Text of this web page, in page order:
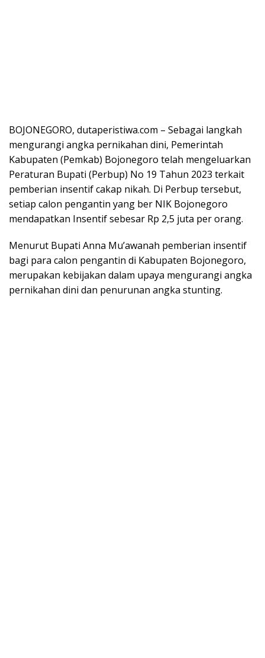
BOJONEGORO, dutaperistiwa.com – Sebagai langkah
mengurangi angka pernikahan dini, Pemerintah
Kabupaten (Pemkab) Bojonegoro telah mengeluarkan
Peraturan Bupati (Perbup) No 19 Tahun 2023 terkait
pemberian insentif cakap nikah. Di Perbup tersebut,
setiap calon pengantin yang ber NIK Bojonegoro
mendapatkan Insentif sebesar Rp 2,5 juta per orang.
Menurut Bupati Anna Mu’awanah pemberian insentif
bagi para calon pengantin di Kabupaten Bojonegoro,
merupakan kebijakan dalam upaya mengurangi angka
pernikahan dini dan penurunan angka stunting.